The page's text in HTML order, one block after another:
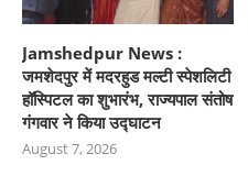
Jamshedpur News :
जमशेदपुर में मदरहुड मल्टी स्पेशलिटी
हॉस्पिटल का शुभारंभ, राज्यपाल संतोष
गंगवार ने किया उद्घाटन
August 7, 2026